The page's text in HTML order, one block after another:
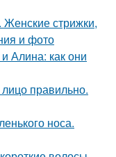
Женские стрижки,
и фото
Алина: как они
правильно.
носа.